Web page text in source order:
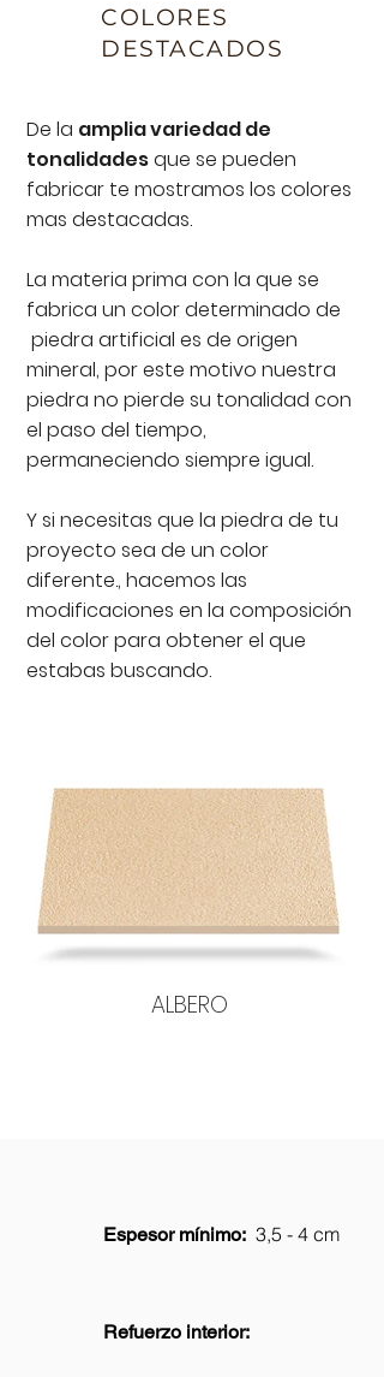
COLORES
DESTACADOS
De la amplia variedad de
tonalidadesque se pueden
fabricar te mostramos los colores
mas destacadas.
La materia prima con la que se
fabrica un color determinado de
piedra artificial es de origen
mineral, por este motivo nuestra
piedra no pierde su tonalidad con
el paso del tiempo,
permaneciendo siempre igual.
Y si necesitas que la piedra de tu
proyecto sea de un color
diferente., hacemos las
modificaciones en la composición
del color para obtener el que
estabas buscando.
ALBERO
Espesor mínimo: 3,5 - 4 cm
Refuerzo interior: